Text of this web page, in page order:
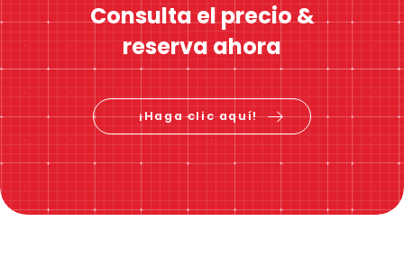
Consulta el precio &
reserva ahora
¡Haga clic aquí!